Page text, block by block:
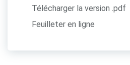
Télécharger la version .pdf
Feuilleter en ligne